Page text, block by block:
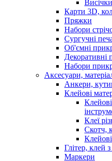
Карти 3D,
Пряжки
Набори
Сургучні
Об'ємні
Декоративні
Набори
Аксесуари,
Анкери,
Клейові
Клеї
Скотч,
Глітер, клей
Маркери